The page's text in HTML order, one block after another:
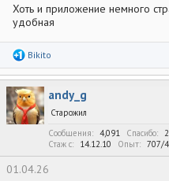
Хоть и приложение немного
удобная
Р
а
к
ц
и
и
Bikito
andy_g
Старожил
Сообщения
4,091 Спасибо
Стаж c
14.12.10 Опыт 707/
01.04.26